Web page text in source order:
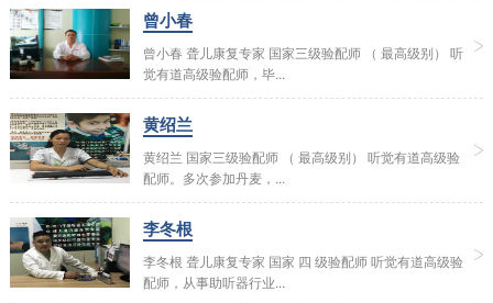
曾小春
曾小春 聋儿康复专家 国家三级验配师 （ 最高级别） 听
觉有道高级验配师，毕...
黄绍兰
黄绍兰 国家三级验配师 （ 最高级别） 听觉有道高级验
配师。多次参加丹麦，...
李冬根
李冬根 聋儿康复专家 国家 四 级验配师 听觉有道高级验
配师，从事助听器行业...